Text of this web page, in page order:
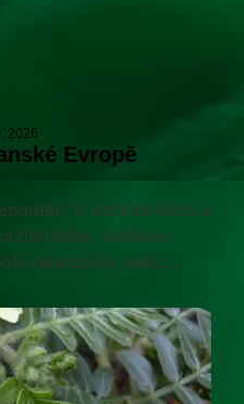
2026
Evropě
V období klidu a
čaroděje, většinou
nestability nebo....